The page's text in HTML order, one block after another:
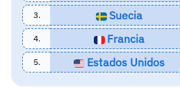
3. Suecia
4. Francia
5. Estados Unidos